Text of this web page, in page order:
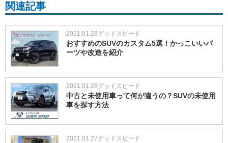
関連記事
2021.01.28グッドスピード
おすすめのSUVのカスタム5選！かっこいいパ
ーツや改造を紹介
2021.01.28グッドスピード
中古と未使用車って何が違うの？SUVの未使用
車を探す方法
2021.01.27グッドスピード